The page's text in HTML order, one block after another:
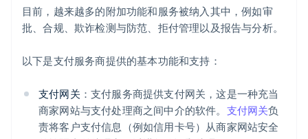
目前，越来越多的附加功能和服务被纳入其中，例如审
批、合规、欺诈检测与防范、拒付管理以及报告与分析。
以下是支付服务商提供的基本功能和支持：
支付网关 ：支付服务商提供支付网关，这是一种充当
商家网站与支付处理商之间中介的软件。 支付网关负
责将客户支付信息（例如信用卡号）从商家网站安全